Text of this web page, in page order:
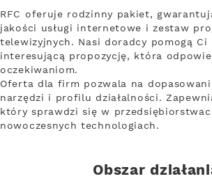
RFC oferuje rodzinny pakiet,
jakości usługi internetowe i zestaw
telewizyjnych. Nasi doradcy pomogą Ci
interesującą propozycję, która
oczekiwaniom.
Oferta dla firm pozwala na
narzędzi i profilu działalności.
który sprawdzi się w
nowoczesnych technologiach.
Obszar